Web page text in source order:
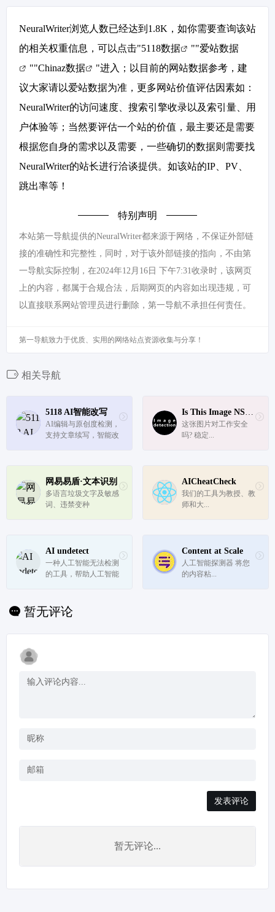
NeuralWriter浏览人数已经达到1.8K，如你需要查询该站
的相关权重信息，可以点击"5118数据 ""爱站数据
""Chinaz数据
"进入；以目前的网站数据参考，建
议大家请以爱站数据为准，更多网站价值评估因素如：
NeuralWriter的访问速度、搜索引擎收录以及索引量、用
户体验等；当然要评估一个站的价值，最主要还是需要
根据您自身的需求以及需要，一些确切的数据则需要找
NeuralWriter的站长进行洽谈提供。如该站的IP、PV、
跳出率等！
特别声明
本站第一导航提供的NeuralWriter都来源于网络，不保证外部链
接的准确性和完整性，同时，对于该外部链接的指向，不由第
一导航实际控制，在2024年12月16日 下午7:31收录时，该网页
上的内容，都属于合规合法，后期网页的内容如出现违规，可
以直接联系网站管理员进行删除，第一导航不承担任何责任。
第一导航致力于优质、实用的网络站点资源收集与分享！
相关导航
5118 AI智能改写
AI编辑与原创度检测，
支持文章续写，智能改
这张图片对工作安全
吗? 稳定...
网易易盾·文本识别
多语言垃圾文字及敏感
词、违禁变种
AICheatCheck
我们的工具为教授、教
师和大...
AI undetect
一种人工智能无法检测
的工具，帮助人工智能
Content at Scale
人工智能探测器 将您
的内容粘...
暂无评论
发表评论
暂无评论...